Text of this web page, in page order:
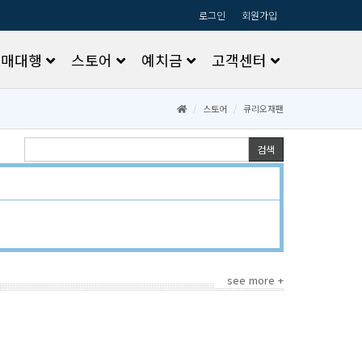
로그인 회원가입
대행 스토어 예치금 고객센터
스토어 큐리오재팬
검색
seemore+